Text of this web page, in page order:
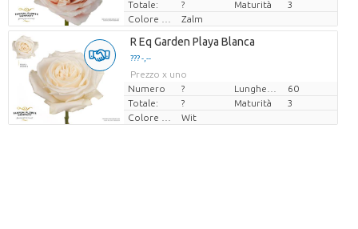
Totale:
? Maturità
3
Zalm
R Eq Garden Playa Blanca
??? -,--
Prezzo x uno
Numero
?
60
Totale:
? Maturità
3
Wit